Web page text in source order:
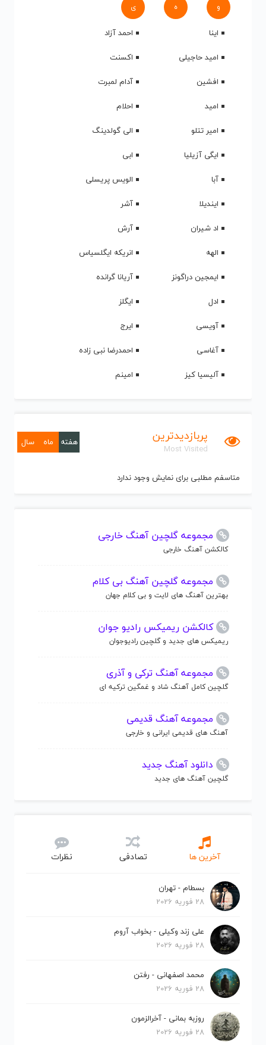
و ه ی
اینا
احمد آزاد
امید حاجیلی
اکسنت
افشین
آدام لمبرت
امید
احلام
امیر تتلو
الی گولدینگ
ایگی آزیلیا
ابی
آبا
الویس پریسلی
ایندیلا
آشر
اد شیران
آرش
الهه
انریکه ایگلسیاس
ایمجین دراگونز
آریانا گرانده
ادل
ایگلز
آویسی
ایرج
آغاسی
احمدرضا نبی زاده
آلیسیا کیز
امینم
پربازدیدترین
Most Visited
هفته ماه سال
متاسفم مطلبی برای نمایش وجود ندارد
مجموعه گلچین آهنگ خارجی
کالکشن آهنگ خارجی
مجموعه گلچین آهنگ بی کلام
بهترین آهنگ های لایت و بی کلام جهان
کالکشن ریمیکس رادیو جوان
ریمیکس های جدید و گلچین رادیوجوان
مجموعه آهنگ ترکی و آذری
گلچین کامل آهنگ شاد و غمگین ترکیه ای
مجموعه آهنگ قدیمی
آهنگ های قدیمی ایرانی و خارجی
دانلود آهنگ جدید
گلچین آهنگ های جدید
آخرین ها تصادفی نظرات
بسطام - تهران
28 فوریه 2026
علی زند وکیلی - بخواب آروم
28 فوریه 2026
محمد اصفهانی - رفتن
28 فوریه 2026
روزبه بمانی - آخرالزمون
28 فوریه 2026